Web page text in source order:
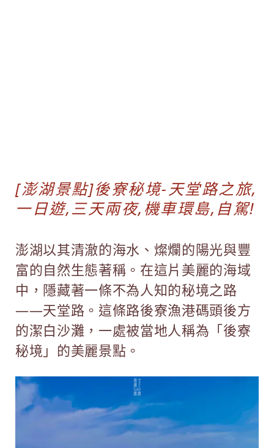
[澎湖景點]後寮秘境-天堂路之旅,
一日遊,三天兩夜,機車環島,自駕!
澎湖以其清澈的海水、燦爛的陽光與豐
富的自然生態著稱。在這片美麗的海域
中，隱藏著一條不為人知的秘境之路
——天堂路。這條路後寮漁港碼頭後方
的潔白沙灘，一處被當地人稱為「後寮
秘境」的美麗景點。